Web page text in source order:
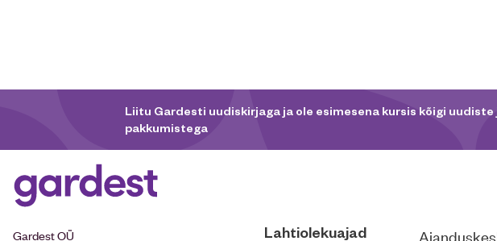
Liitu Gardesti uudiskirjaga ja ole esimesena kursis kõigi uudiste
pakkumistega
Gardest OÜ Lahtiolekuajad